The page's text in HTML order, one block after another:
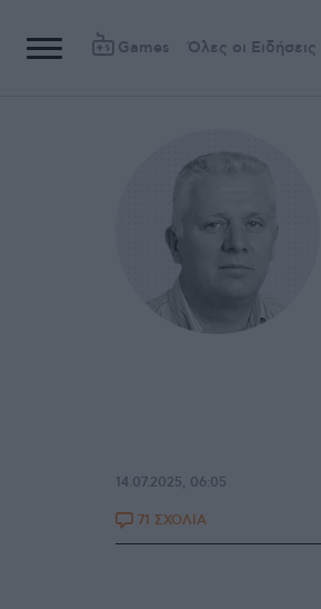
Games Όλες οι Ειδήσεις
14.07.2025, 06:05
71 ΣΧΟΛΙΑ